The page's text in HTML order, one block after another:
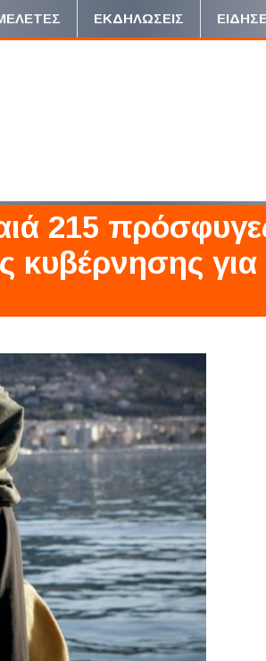
ΕΚΔΗΛΩΣΕΙΣ
215
κυβέρνησης για